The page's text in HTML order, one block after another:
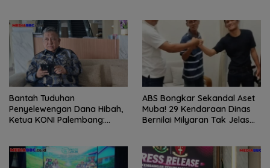
Tuntas
Bantah Tuduhan
Penyelewengan Dana Hibah,
Ketua KONI Palembang:
ABS Bongkar Sekandal Aset
Muba! 29 Kendaraan Dinas
Bernilai Milyaran Tak Jelas